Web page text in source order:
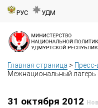
РУС УДМ
Главная страница > Пресс-
Межнациональный
31 октября 2012